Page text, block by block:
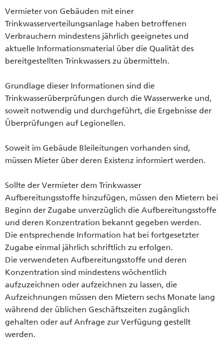
Vermieter von Gebäuden mit einer
Trinkwasserverteilungsanlage haben betroffenen
Verbrauchern mindestens jährlich geeignetes und
aktuelle Informationsmaterial über die Qualität des
bereitgestellten Trinkwassers zu übermitteln.
Grundlage dieser Informationen sind die
Trinkwasserüberprüfungen durch die Wasserwerke und,
soweit notwendig und durchgeführt, die Ergebnisse der
Überprüfungen auf Legionellen.
Soweit im Gebäude Bleileitungen vorhanden sind,
müssen Mieter über deren Existenz informiert werden.
Sollte der Vermieter dem Trinkwasser
Aufbereitungsstoffe hinzufügen, müssen den Mietern bei
Beginn der Zugabe unverzüglich die Aufbereitungsstoffe
und deren Konzentration bekannt gegeben werden.
Die entsprechende Information hat bei fortgesetzter
Zugabe einmal jährlich schriftlich zu erfolgen.
Die verwendeten Aufbereitungsstoffe und deren
Konzentration sind mindestens wöchentlich
aufzuzeichnen oder aufzeichnen zu lassen, die
Aufzeichnungen müssen den Mietern sechs Monate lang
während der üblichen Geschäftszeiten zugänglich
gehalten oder auf Anfrage zur Verfügung gestellt
werden.